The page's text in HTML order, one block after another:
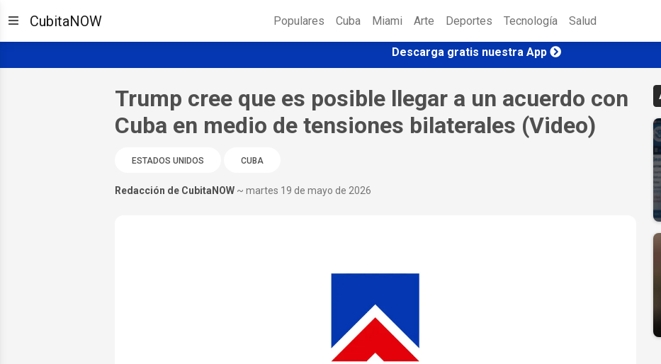
CubitaNOW Populares Cuba Miami Arte Deportes Tecnología Salud
Descarga gratis nuestra App
Trump cree que es posible llegar a un acuerdo con
Cuba en medio de tensiones bilaterales (Video)
ESTADOS UNIDOS CUBA
Redacción de CubitaNOW ~ martes 19 de mayo de 2026